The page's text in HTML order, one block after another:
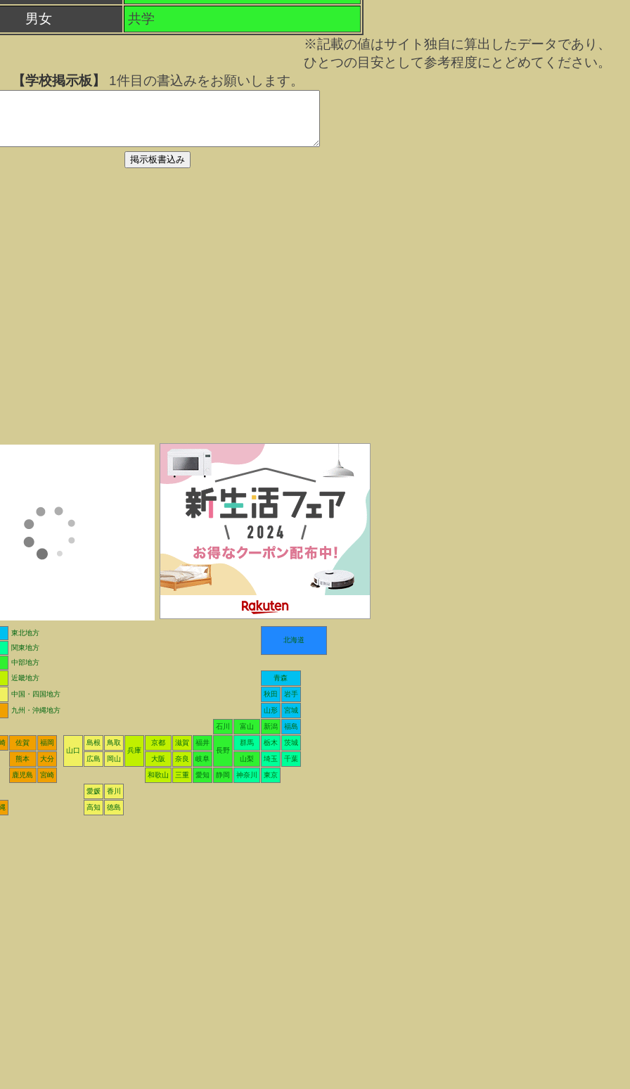
男女
共学
※記載の値はサイト独自に算出したデータであり、
ひとつの目安として参考程度にとどめてください。
【学校掲示板】
1件目の書込みをお願いします。
東北地方
北海道
関東地方
中部地方
近畿地方
青森
中国・四国地方 秋田 岩手
九州・沖縄地方 山形 宮城
石川 富山 新潟 福島
佐賀
福岡
山口
島根
鳥取
兵庫
京都 滋賀
福井
長野
群馬 栃木 茨城
熊本 大分 広島 岡山 大阪 奈良 岐阜 山梨 埼玉 千葉
鹿児島 宮崎 和歌山 三重 愛知 静岡 神奈川 東京
愛媛 香川
高知 徳島